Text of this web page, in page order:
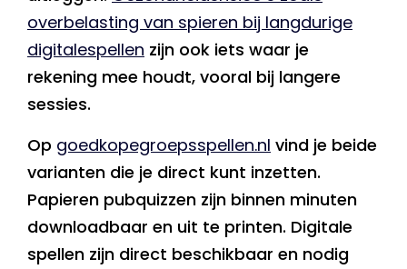
overbelasting van spieren bij langdurige
digitalespellen zijn ook iets waar je
rekening mee houdt, vooral bij langere
sessies.
Op goedkopegroepsspellen.nl vind je beide
varianten die je direct kunt inzetten.
Papieren pubquizzen zijn binnen minuten
downloadbaar en uit te printen. Digitale
spellen zijn direct beschikbaar en nodig